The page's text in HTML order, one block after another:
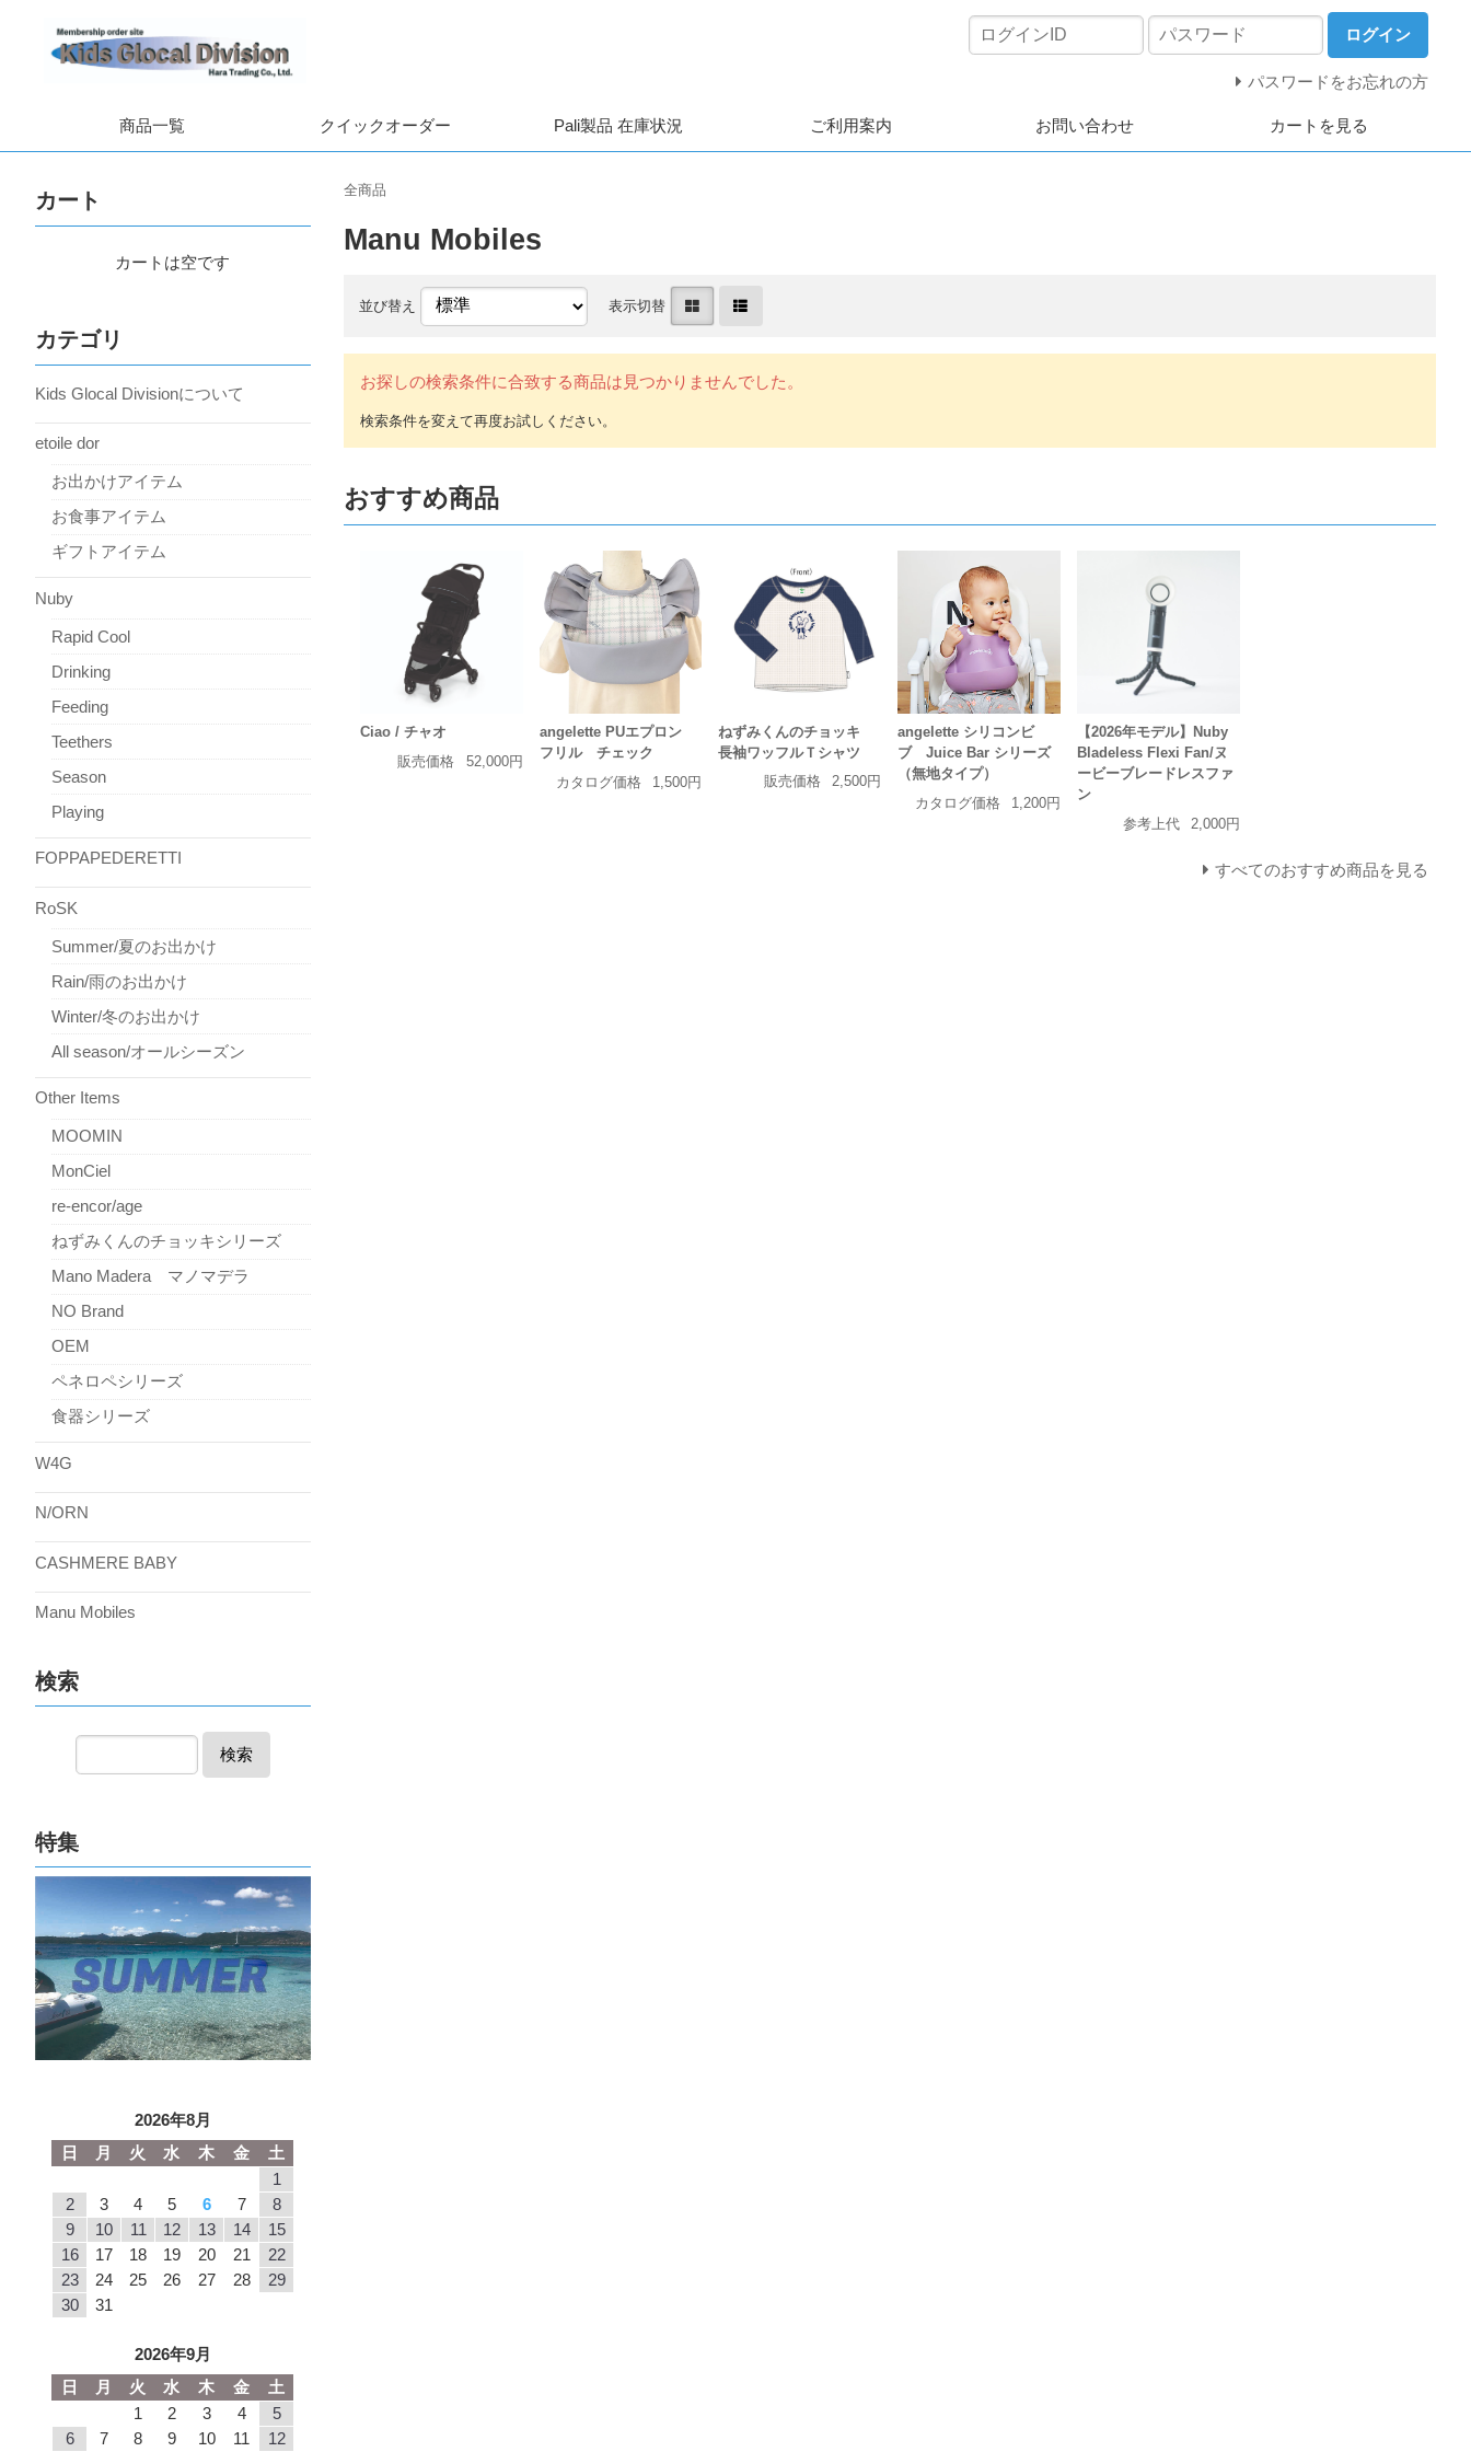
ログイン
パスワードをお忘れの方
商品一覧 クイックオーダー Pali製品 在庫状況 ご利用案内 お問い合わせ カートを見る
全商品
Manu Mobiles
並び替え 表示切替
お探しの検索条件に合致する商品は見つかりませんでした。
おすすめ商品
Ciao / チャオ
販売価格
52,000円
angelette PUエプロン
フリル チェック
カタログ価格
1,500円
ねずみくんのチョッキ
長袖ワッフルＴシャツ
販売価格
2,500円
angelette シリコンビ
ブ Juice Bar シリーズ
（無地タイプ）
カタログ価格
1,200円
【2026年モデル】Nuby
Bladeless Flexi Fan/ヌ
ービーブレードレスファ
ン
参考上代
2,000円
すべてのおすすめ商品を見る
カート
カートは空です
カテゴリ
Kids Glocal Divisionについて
etoile dor
お出かけアイテム
お食事アイテム
ギフトアイテム
Nuby
Rapid Cool
Drinking
Feeding
Teethers
Season
Playing
FOPPAPEDERETTI
RoSK
Summer/夏のお出かけ
Rain/雨のお出かけ
Winter/冬のお出かけ
All season/オールシーズン
Other Items
MOOMIN
MonCiel
re-encor/age
ねずみくんのチョッキシリーズ
Mano Madera マノマデラ
NO Brand
OEM
ペネロペシリーズ
食器シリーズ
W4G
N/ORN
CASHMERE BABY
Manu Mobiles
検索
検索
特集
2026年8月
日
月 火 水 木 金
土
1
2
3 4 5 6 7
8
9
10 11 12 13 14
15
16
17 18 19 20 21
22
23
24 25 26 27 28
29
30
31
2026年9月
日
月 火 水 木 金
土
1
2 3 4
5
6
7 8 9 10 11 12